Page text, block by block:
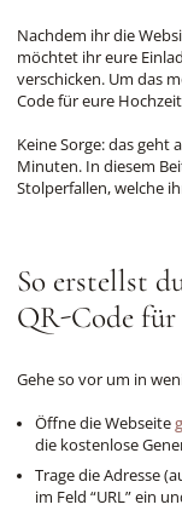
Nachdem ihr die
möchtet ihr eure
verschicken. Um das
Code für eure
Keine Sorge: das geht
Minuten. In diesem
Stolperfallen, welche
So erstellst
QR-Code für
Gehe so vor um in
Öffne die Webseite
die kostenlose
Trage die Adresse
im Feld “URL” ein